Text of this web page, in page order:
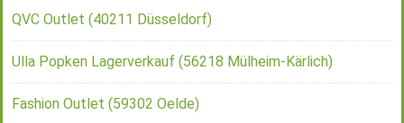
QVC Outlet (40211 Düsseldorf)
Ulla Popken Lagerverkauf (56218 Mülheim-Kärlich)
Fashion Outlet (59302 Oelde)